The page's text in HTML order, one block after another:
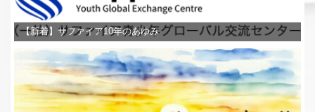
【新着】サファイア10年のあゆみ